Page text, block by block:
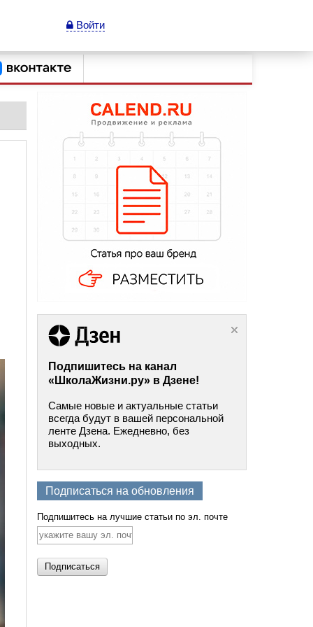
Войти
Подпишитесь на канал
«ШколаЖизни.ру» в Дзене!
Самые новые и актуальные статьи
всегда будут в вашей персональной
ленте Дзена. Ежедневно, без
выходных.
Подписаться на обновления
Подпишитесь на лучшие статьи по эл. почте